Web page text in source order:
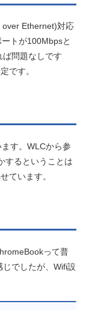
over Ethernet)対応
トが100Mbpsと
問題なしです
です。
す。WLCから参
するということは
ています。
って普
でしたが、Wifi設